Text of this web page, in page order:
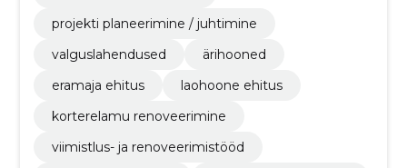
projekti planeerimine / juhtimine
valguslahendused
ärihooned
eramaja ehitus
laohoone ehitus
korterelamu renoveerimine
viimistlus- ja renoveerimistööd